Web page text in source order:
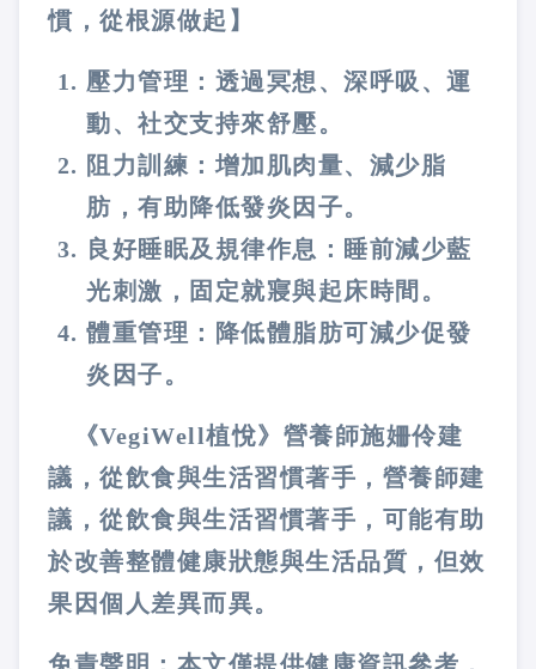
慣，從根源做起】
壓力管理：透過冥想、深呼吸、運
動、社交支持來舒壓。
阻力訓練：增加肌肉量、減少脂
肪，有助降低發炎因子。
良好睡眠及規律作息：睡前減少藍
光刺激，固定就寢與起床時間。
體重管理：降低體脂肪可減少促發
炎因子。
《VegiWell植悅》營養師施姍伶建
議，從飲食與生活習慣著手，營養師建
議，從飲食與生活習慣著手，可能有助
於改善整體健康狀態與生活品質，但效
果因個人差異而異。